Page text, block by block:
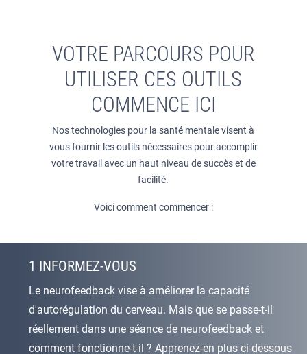
VOTRE PARCOURS POUR
UTILISER CES OUTILS
COMMENCE ICI
Nos technologies pour la santé mentale visent à
vous fournir les outils nécessaires pour accomplir
votre travail avec un haut niveau de succès et de
facilité.
Voici comment commencer :
1 INFORMEZ-VOUS
Le neurofeedback vise à améliorer la capacité
d'autorégulation du cerveau. Mais que se passe-t-il
réellement dans une séance de neurofeedback et
comment fonctionne-t-il ? Apprenez-en plus ci-dessous